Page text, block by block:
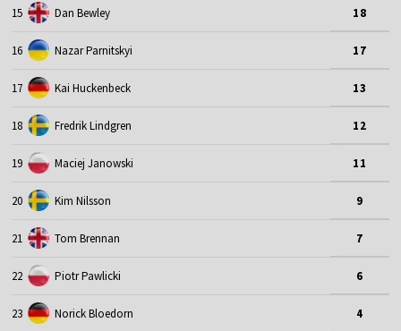
15 Dan Bewley 18
16 Nazar Parnitskyi 17
17 Kai Huckenbeck 13
18 Fredrik Lindgren 12
19 Maciej Janowski 11
20 Kim Nilsson 9
21 Tom Brennan 7
22 Piotr Pawlicki 6
23 Norick Bloedorn 4